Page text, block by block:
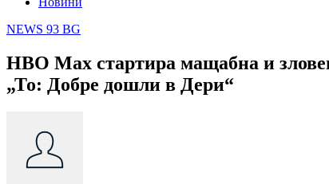
NEWS 93 BG
HBO Max стартира мащабна и
„То: Добре дошли в Дери“